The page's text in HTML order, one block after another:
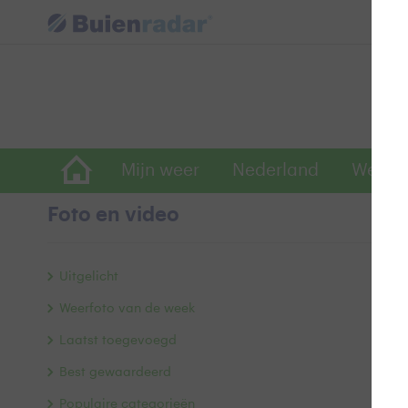
Mijn weer Nederland
Foto en video
Uitgelicht
Weerfoto van de week
Laatst toegevoegd
Best gewaardeerd
Populaire categorieën